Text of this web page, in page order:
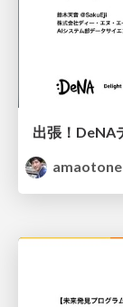
amaotone